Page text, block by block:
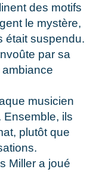
des motifs
le mystère,
était suspendu.
par sa
musicien
Ensemble, ils
plutôt que
Miller a joué